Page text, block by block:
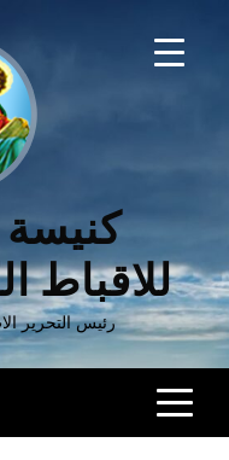
كنيسة
للاقباط
رئيس التحرير